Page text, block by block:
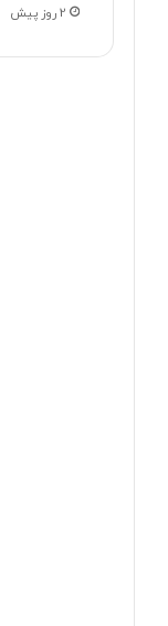
2 روز پیش